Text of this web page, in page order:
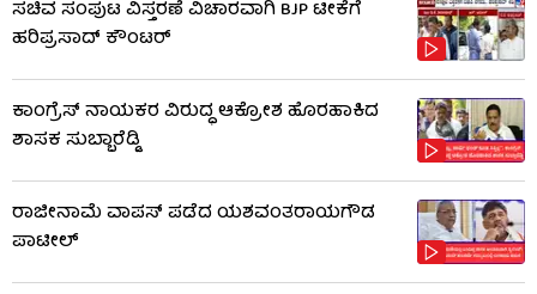
ಸಚಿವ ಸಂಪುಟ ವಿಸ್ತರಣೆ ವಿಚಾರವಾಗಿ BJP ಟೀಕೆಗೆ
ಹರಿಪ್ರಸಾದ್ ಕೌಂಟರ್​​
ಕಾಂಗ್ರೆಸ್ ನಾಯಕರ ವಿರುದ್ಧ ಆಕ್ರೋಶ ಹೊರಹಾಕಿದ
ಶಾಸಕ ಸುಬ್ಬಾರೆಡ್ಡಿ
ರಾಜೀನಾಮೆ ವಾಪಸ್ ಪಡೆದ ಯಶವಂತರಾಯಗೌಡ
ಪಾಟೀಲ್